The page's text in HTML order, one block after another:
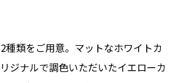
種類をご用意。マットなホワイトカ
ジナルで調色いただいたイエローカ